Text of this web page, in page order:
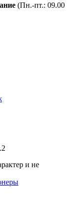
(Пн.-пт.: 09.00
и не